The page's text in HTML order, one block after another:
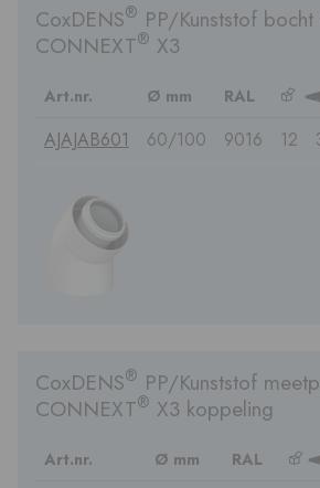
CoxDENS® PP/Kunststof
CONNEXT® X3
Art.nr. Ø mm RAL b
AJAJAB601 60/100 9016 12
CoxDENS® PP/Kunststof
CONNEXT® X3 koppeling
Art.nr. Ø mm RAL b